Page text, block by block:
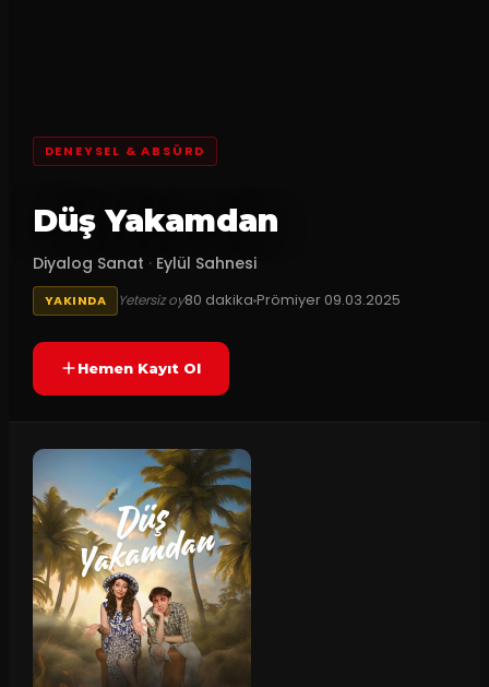
DENEYSEL & ABSÜRD
Düş Yakamdan
Diyalog Sanat · Eylül Sahnesi
YAKINDA Yetersiz oy80 dakikaPrömiyer 09.03.2025
Hemen Kayıt Ol